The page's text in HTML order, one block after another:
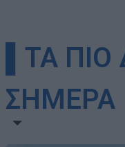
▌ΤΑ
ΣΗΜΕΡΑ